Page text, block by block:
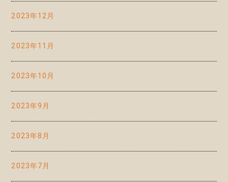
2023年12月
2023年11月
2023年10月
2023年9月
2023年8月
2023年7月